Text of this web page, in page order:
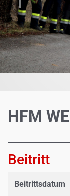
Vorheriger
HFM
Beitritt
Beitrittsdatum